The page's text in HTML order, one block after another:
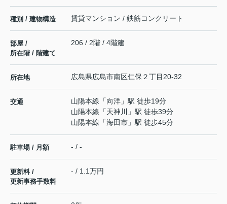
種別 / 建物構造 賃貸マンション / 鉄筋コンクリート
部屋 /
所在階 / 階建て
206 / 2階 / 4階建
所在地 広島県広島市南区仁保 ２丁目20-32
交通 山陽本線 「向洋 」駅 徒歩19分
山陽本線 「天神川
」駅 徒歩39分
山陽本線 「海田市 」駅 徒歩45分
駐車場 / 月額 - / -
更新料 /
更新事務手数料
- / 1.1万円